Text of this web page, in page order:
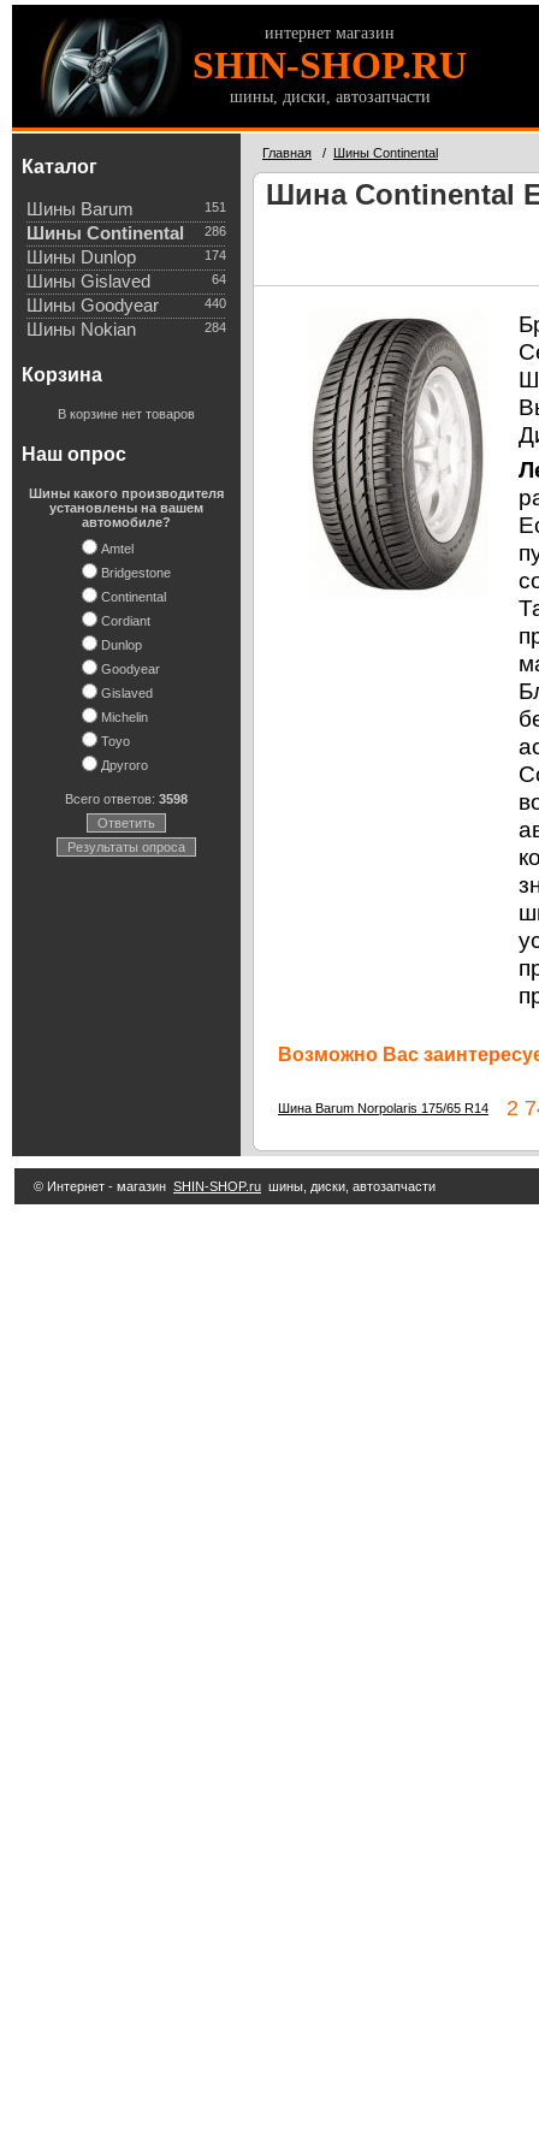
интернет магазин
SHIN-SHOP.RU
шины, диски, автозапчасти
Каталог
151
Шины Barum
286
Шины Continental
174
Шины Dunlop
64
Шины Gislaved
440
Шины Goodyear
284
Шины Nokian
Корзина
В корзине нет товаров
Наш опрос
Шины какого производителя
установлены на вашем
автомобиле?
Amtel
Bridgestone
Continental
Cordiant
Dunlop
Goodyear
Gislaved
Michelin
Toyo
Другого
Всего ответов: 3598
Ответить
Результаты опроса
Главная / Шины Continental
Шина Continental
Возможно Вас
Шина Barum Norpolaris 175/65 R14 2
© Интернет - магазин SHIN-SHOP.ru шины, диски, автозапчасти